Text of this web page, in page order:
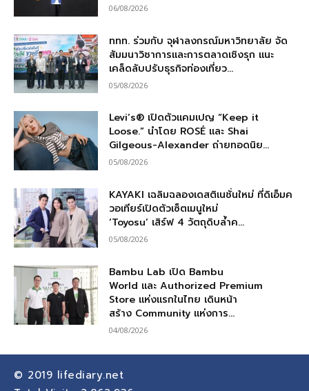
06/08/2026
ททท. ร่วมกับ จุฬาลงกรณ์มหาวิทยาลัย จัด
สัมมนาวิชาการและการตลาดเชิงรุก แนะ
เคล็ดลับปรับธุรกิจท่องเที่ยว...
05/08/2026
Levi’s® เปิดตัวแคมเปญ “Keep it
Loose.” นำโดย ROSÉ และ Shai
Gilgeous-Alexander ถ่ายทอดนิย...
05/08/2026
KAYAKI เฉลิมฉลองเดสติเนชั่นใหม่ ที่ดิเอ็มค
วอเทียร์เปิดตัวเซ็ตเมนูใหม่
‘Toyosu’ เสิร์ฟ 4 วัตถุดิบล้ำค...
05/08/2026
Bambu Lab เปิด Bambu
World และ Authorized Premium
Store แห่งแรกในไทย เดินหน้า
สร้าง Community แห่งการ...
04/08/2026
© 2019 lifediary.net